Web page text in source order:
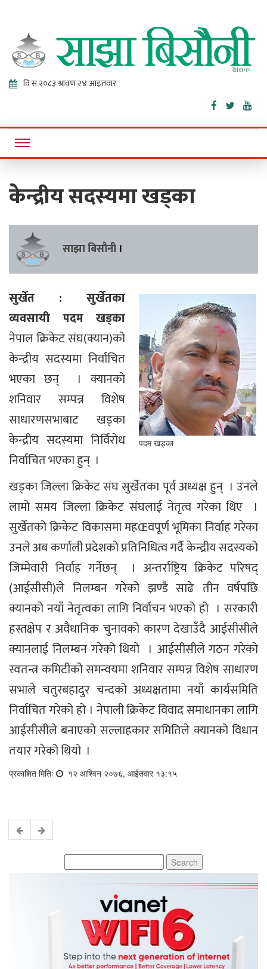
Sajha
Bisaunee
Online News Portal
केन्द्रीय सदस्यमा खड्का
साझा बिसौनी ।
पदम खड्का
सुर्खेत : सुर्खेतका
व्यवसायी पदम खड्का
नेपाल क्रिकेट संघ(क्यान)को
केन्द्रीय सदस्यमा निर्वाचित
भएका छन् । क्यानको
शनिवार सम्पन्न विशेष
साधारणसभाबाट खड्का
केन्द्रीय सदस्यमा निर्विरोध
निर्वाचित भएका हुन् ।
खड्का जिल्ला क्रिकेट संघ सुर्खेतका पूर्व अध्यक्ष हुन् । उनले
लामो समय जिल्ला क्रिकेट संघलाई नेतृत्व गरेका थिए ।
सुर्खेतको क्रिकेट विकासमा महŒवपूर्ण भूमिका निर्वाह गरेका
उनले अब कर्णाली प्रदेशको प्रतिनिधित्व गर्दै केन्द्रीय सदस्यको
जिम्मेवारी निर्वाह गर्नेछन् । अन्तर्राष्ट्रिय क्रिकेट परिषद्
(आईसीसी)ले निलम्बन गरेको झण्डै साढे तीन वर्षपछि
क्यानको नयाँ नेतृत्वका लागि निर्वाचन भएको हो । सरकारी
हस्तक्षेप र अवैधानिक चुनावको कारण देखाउँदै आईसीसीले
क्यानलाई निलम्बन गरेको थियो । आईसीसीले गठन गरेको
स्वतन्त्र कमिटीको समन्वयमा शनिवार सम्पन्न विशेष साधारण
सभाले चतुरबहादुर चन्दको अध्यक्षतामा नयाँ कार्यसमिति
निर्वाचित गरेको हो । नेपाली क्रिकेट विवाद समाधानका लागि
आईसीसीले बनाएको सल्लाहकार समितिले क्यानको विधान
तयार गरेको थियो ।
प्रकाशित मितिः १२ आश्विन २०७६, आईतवार १३:१५
for: